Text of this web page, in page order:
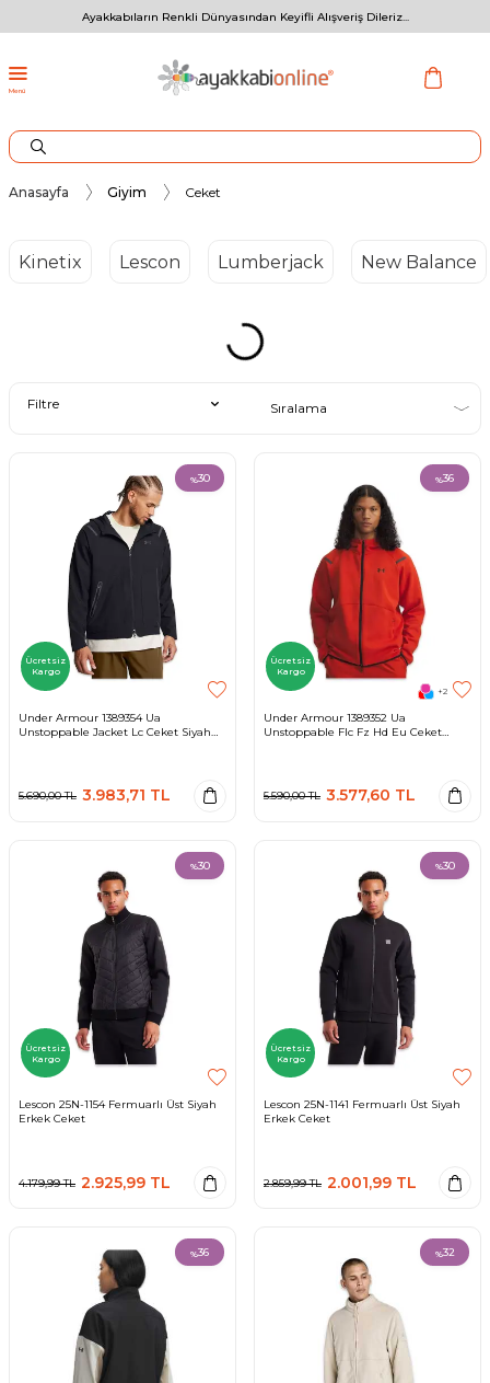
Ayakkabıların Renkli Dünyasından Keyifli Alışveriş Dileriz...
Menü
Anasayfa Giyim Ceket
Kinetix Lescon Lumberjack New Balance
Filtre
%30
Ücretsiz
Kargo
Under Armour 1389354 Ua
Unstoppable Jacket Lc Ceket Siyah
5.690,00TL 3.983,71 TL
%36
Ücretsiz
Kargo
+2
Under Armour 1389352 Ua
Unstoppable Flc Fz Hd Eu Ceket
5.590,00TL 3.577,60 TL
%30
Ücretsiz
Kargo
Lescon 25N-1154 Fermuarlı Üst Siyah
Erkek Ceket
4.179,99TL 2.925,99 TL
%30
Ücretsiz
Kargo
Lescon 25N-1141 Fermuarlı Üst Siyah
Erkek Ceket
2.859,99TL 2.001,99 TL
%36 %32